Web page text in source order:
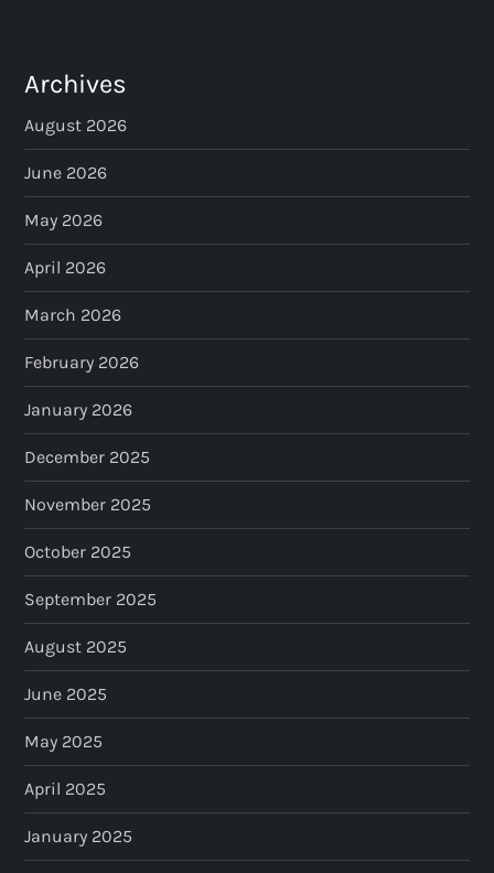
Archives
August 2026
June 2026
May 2026
April 2026
March 2026
February 2026
January 2026
December 2025
November 2025
October 2025
September 2025
August 2025
June 2025
May 2025
April 2025
January 2025